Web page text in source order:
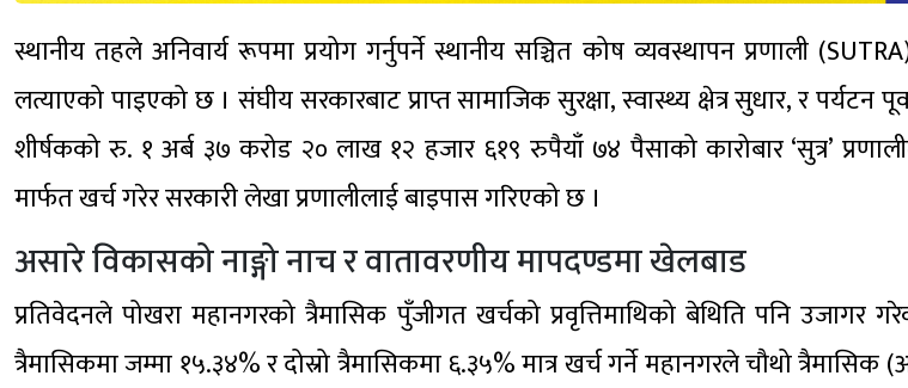
स्थानीय तहले अनिवार्य रूपमा प्रयोग गर्नुपर्ने स्थानीय सञ्चित कोष व्यवस्थापन प्रणाली
लत्याएको पाइएको छ । संघीय सरकारबाट प्राप्त सामाजिक सुरक्षा, स्वास्थ्य क्षेत्र सुधार, र पर्यटन
शीर्षकको रु. १ अर्ब ३७ करोड २० लाख १२ हजार ६१९ रुपैयाँ ७४ पैसाको कारोबार ‘सुत्र’
मार्फत खर्च गरेर सरकारी लेखा प्रणालीलाई बाइपास गरिएको छ ।
असारे विकासको नाङ्गो नाच र वातावरणीय मापदण्डमा खेलबाड
प्रतिवेदनले पोखरा महानगरको त्रैमासिक पुँजीगत खर्चको प्रवृत्तिमाथिको बेथिति पनि उजागर
त्रैमासिकमा जम्मा १५.३४% र दोस्रो त्रैमासिकमा ६.३५% मात्र खर्च गर्ने महानगरले चौथो त्रैमासिक